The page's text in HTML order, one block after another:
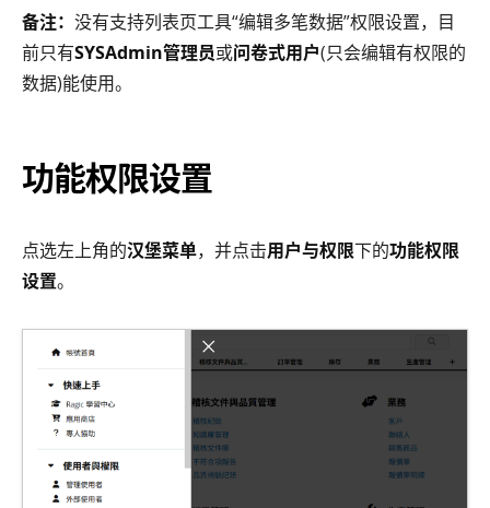
备注： 没有支持列表页工具“编辑多笔数据”权限设置，目
前只有SYSAdmin管理员或问卷式用户(只会编辑有权限的
数据)能使用。
功能权限设置
点选左上角的汉堡菜单，并点击用户与权限下的功能权限
设置。